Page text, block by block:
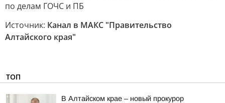
по делам ГОЧС и ПБ
Источник: Канал в МАКС "Правительство
Алтайского края"
ТОП
В Алтайском крае – новый прокурор